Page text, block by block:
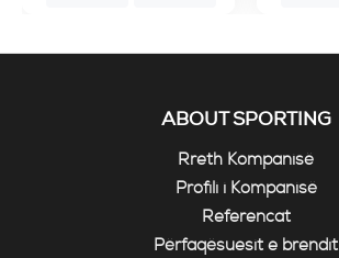
ABOUT SPORTING
Rreth Kompanisë
Profili i Kompanisë
Referencat
Përfaqësuesit e brendit